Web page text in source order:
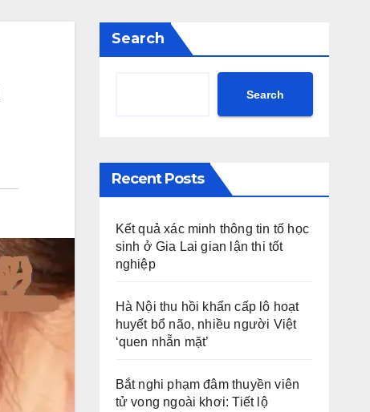
Search
Search
Recent Posts
Kết quả xác minh thông tin tố học
sinh ở Gia Lai gian lận thi tốt
nghiệp
Hà Nội thu hồi khẩn cấp lô hoạt
huyết bổ não, nhiều người Việt
‘quen nhẵn mặt’
Bắt nghi phạm đâm thuyền viên
tử vong ngoài khơi: Tiết lộ